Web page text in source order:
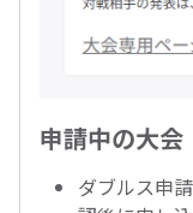
申請中の大会
ダブルス申